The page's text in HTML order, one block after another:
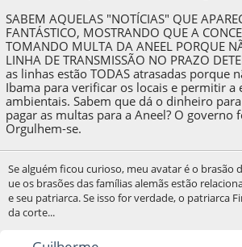
SABEM AQUELAS "NOTÍCIAS" QUE
FANTÁSTICO, MOSTRANDO QUE A
TOMANDO MULTA DA ANEEL PORQUE
LINHA DE TRANSMISSÃO NO PRAZO
as linhas estão TODAS atrasadas porque
Ibama para verificar os locais e permitir a
ambientais. Sabem que dá o dinheiro
pagar as multas para a Aneel? O governo
Orgulhem-se.
Se alguém ficou curioso, meu avatar é o brasão
ue os brasões das famílias alemãs estão
e seu patriarca. Se isso for verdade, o patriarca
da corte...